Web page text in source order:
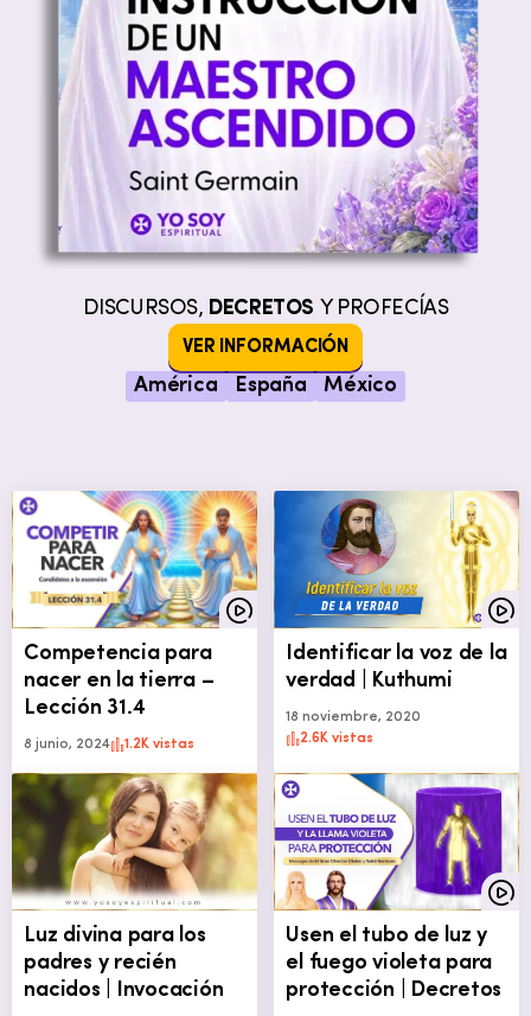
DISCURSOS, DECRETOS Y PROFECÍAS
VER INFORMACIÓN
América España México
Competencia para
nacer en la tierra –
Lección 31.4
8 junio, 2024 1.2K vistas
Identificar la voz de la
verdad | Kuthumi
18 noviembre, 2020
2.6K vistas
Luz divina para los
padres y recién
nacidos | Invocación
Usen el tubo de luz y
el fuego violeta para
protección | Decretos